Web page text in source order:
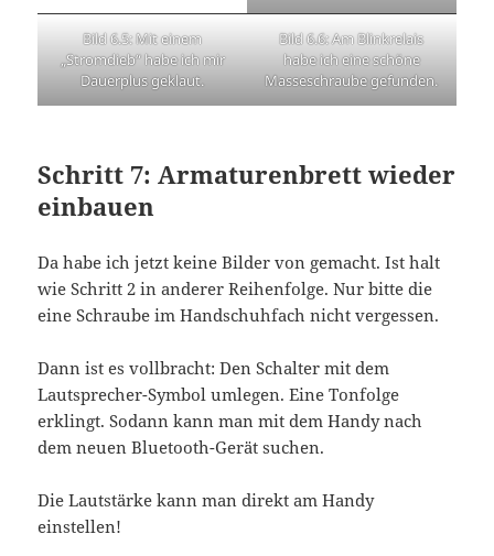
Bild 6.5: Mit einem
„Stromdieb“ habe ich mir
Dauerplus geklaut.
Bild 6.6: Am Blinkrelais
habe ich eine schöne
Masseschraube gefunden.
Schritt 7: Armaturenbrett wieder
einbauen
Da habe ich jetzt keine Bilder von gemacht. Ist halt
wie Schritt 2 in anderer Reihenfolge. Nur bitte die
eine Schraube im Handschuhfach nicht vergessen.
Dann ist es vollbracht: Den Schalter mit dem
Lautsprecher-Symbol umlegen. Eine Tonfolge
erklingt. Sodann kann man mit dem Handy nach
dem neuen Bluetooth-Gerät suchen.
Die Lautstärke kann man direkt am Handy
einstellen!